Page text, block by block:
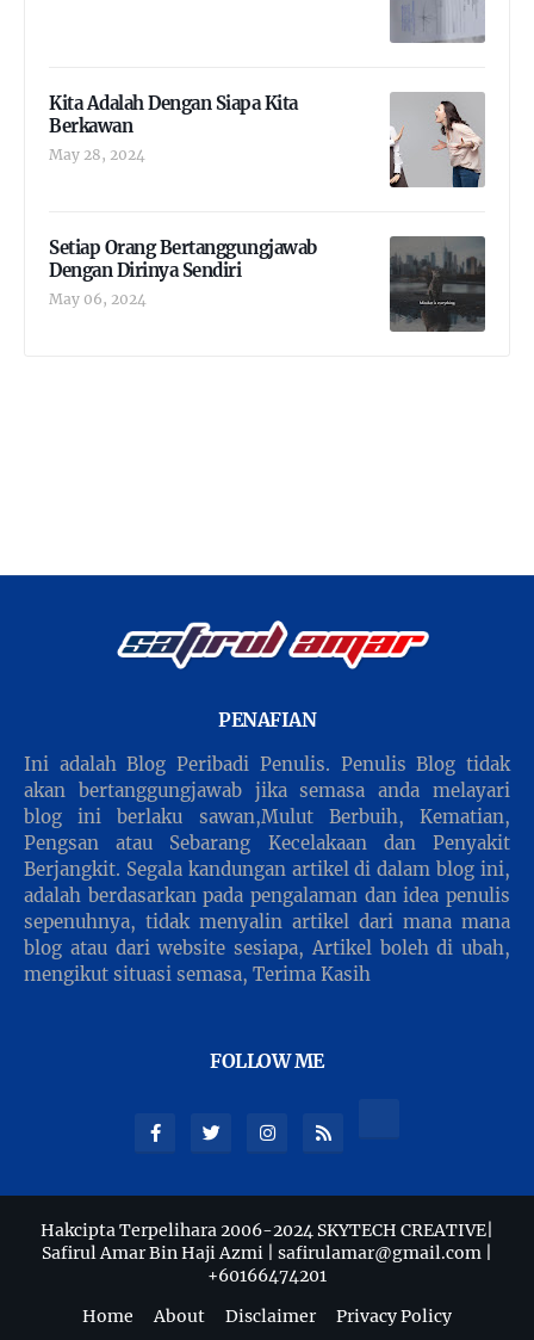
Kita Adalah Dengan Siapa Kita
Berkawan
May 28, 2024
Setiap Orang Bertanggungjawab
Dengan Dirinya Sendiri
May 06, 2024
PENAFIAN
Ini adalah Blog Peribadi Penulis. Penulis Blog tidak
akan bertanggungjawab jika semasa anda melayari
blog ini berlaku sawan,Mulut Berbuih, Kematian,
Pengsan atau Sebarang Kecelakaan dan Penyakit
Berjangkit. Segala kandungan artikel di dalam blog ini,
adalah berdasarkan pada pengalaman dan idea penulis
sepenuhnya, tidak menyalin artikel dari mana mana
blog atau dari website sesiapa, Artikel boleh di ubah,
mengikut situasi semasa, Terima Kasih
FOLLOW ME
Hakcipta Terpelihara 2006-2024 SKYTECH CREATIVE|
Safirul Amar Bin Haji Azmi | safirulamar@gmail.com |
+60166474201
Home
About Disclaimer Privacy Policy